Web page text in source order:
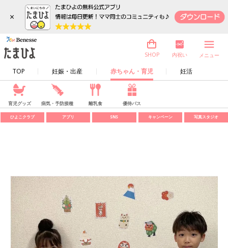
×
TOP 妊娠・出産 赤ちゃん・育児 妊活
SHOP 内祝い メニュー
育児グッズ 病気・予防接種 離乳食 優待パス
ひよこクラブ アプリ SNS キャンペーン 写真スタジオ